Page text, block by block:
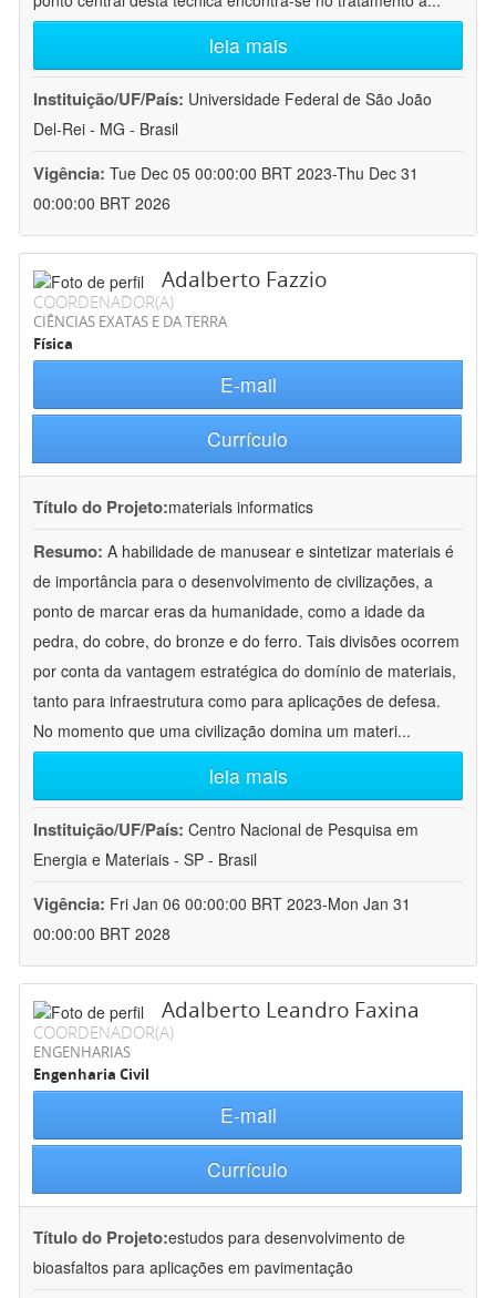
leia mais
Instituição/UF/País: Universidade Federal de São João
Del-Rei - MG - Brasil
Vigência: Tue Dec 05 00:00:00 BRT 2023-Thu Dec 31
00:00:00 BRT 2026
Adalberto Fazzio
COORDENADOR(A)
CIÊNCIAS EXATAS E DA TERRA
Física
E-mail
Currículo
Título do Projeto:materials informatics
Resumo: A habilidade de manusear e sintetizar materiais é
de importância para o desenvolvimento de civilizações, a
ponto de marcar eras da humanidade, como a idade da
pedra, do cobre, do bronze e do ferro. Tais divisões ocorrem
por conta da vantagem estratégica do domínio de materiais,
tanto para infraestrutura como para aplicações de defesa.
No momento que uma civilização domina um materi...
leia mais
Instituição/UF/País: Centro Nacional de Pesquisa em
Energia e Materiais - SP - Brasil
Vigência: Fri Jan 06 00:00:00 BRT 2023-Mon Jan 31
00:00:00 BRT 2028
Adalberto Leandro Faxina
COORDENADOR(A)
ENGENHARIAS
Engenharia Civil
E-mail
Currículo
Título do Projeto:estudos para desenvolvimento de
bioasfaltos para aplicações em pavimentação